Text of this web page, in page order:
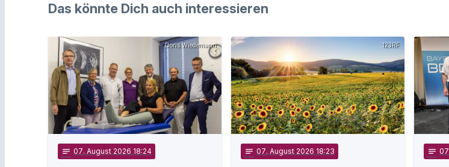
Das könnte Dich auch interessieren
Doris Wiedemann
notes 07. August 2026 18:24
123RF
notes 07. August 2026 18:23 notes 07